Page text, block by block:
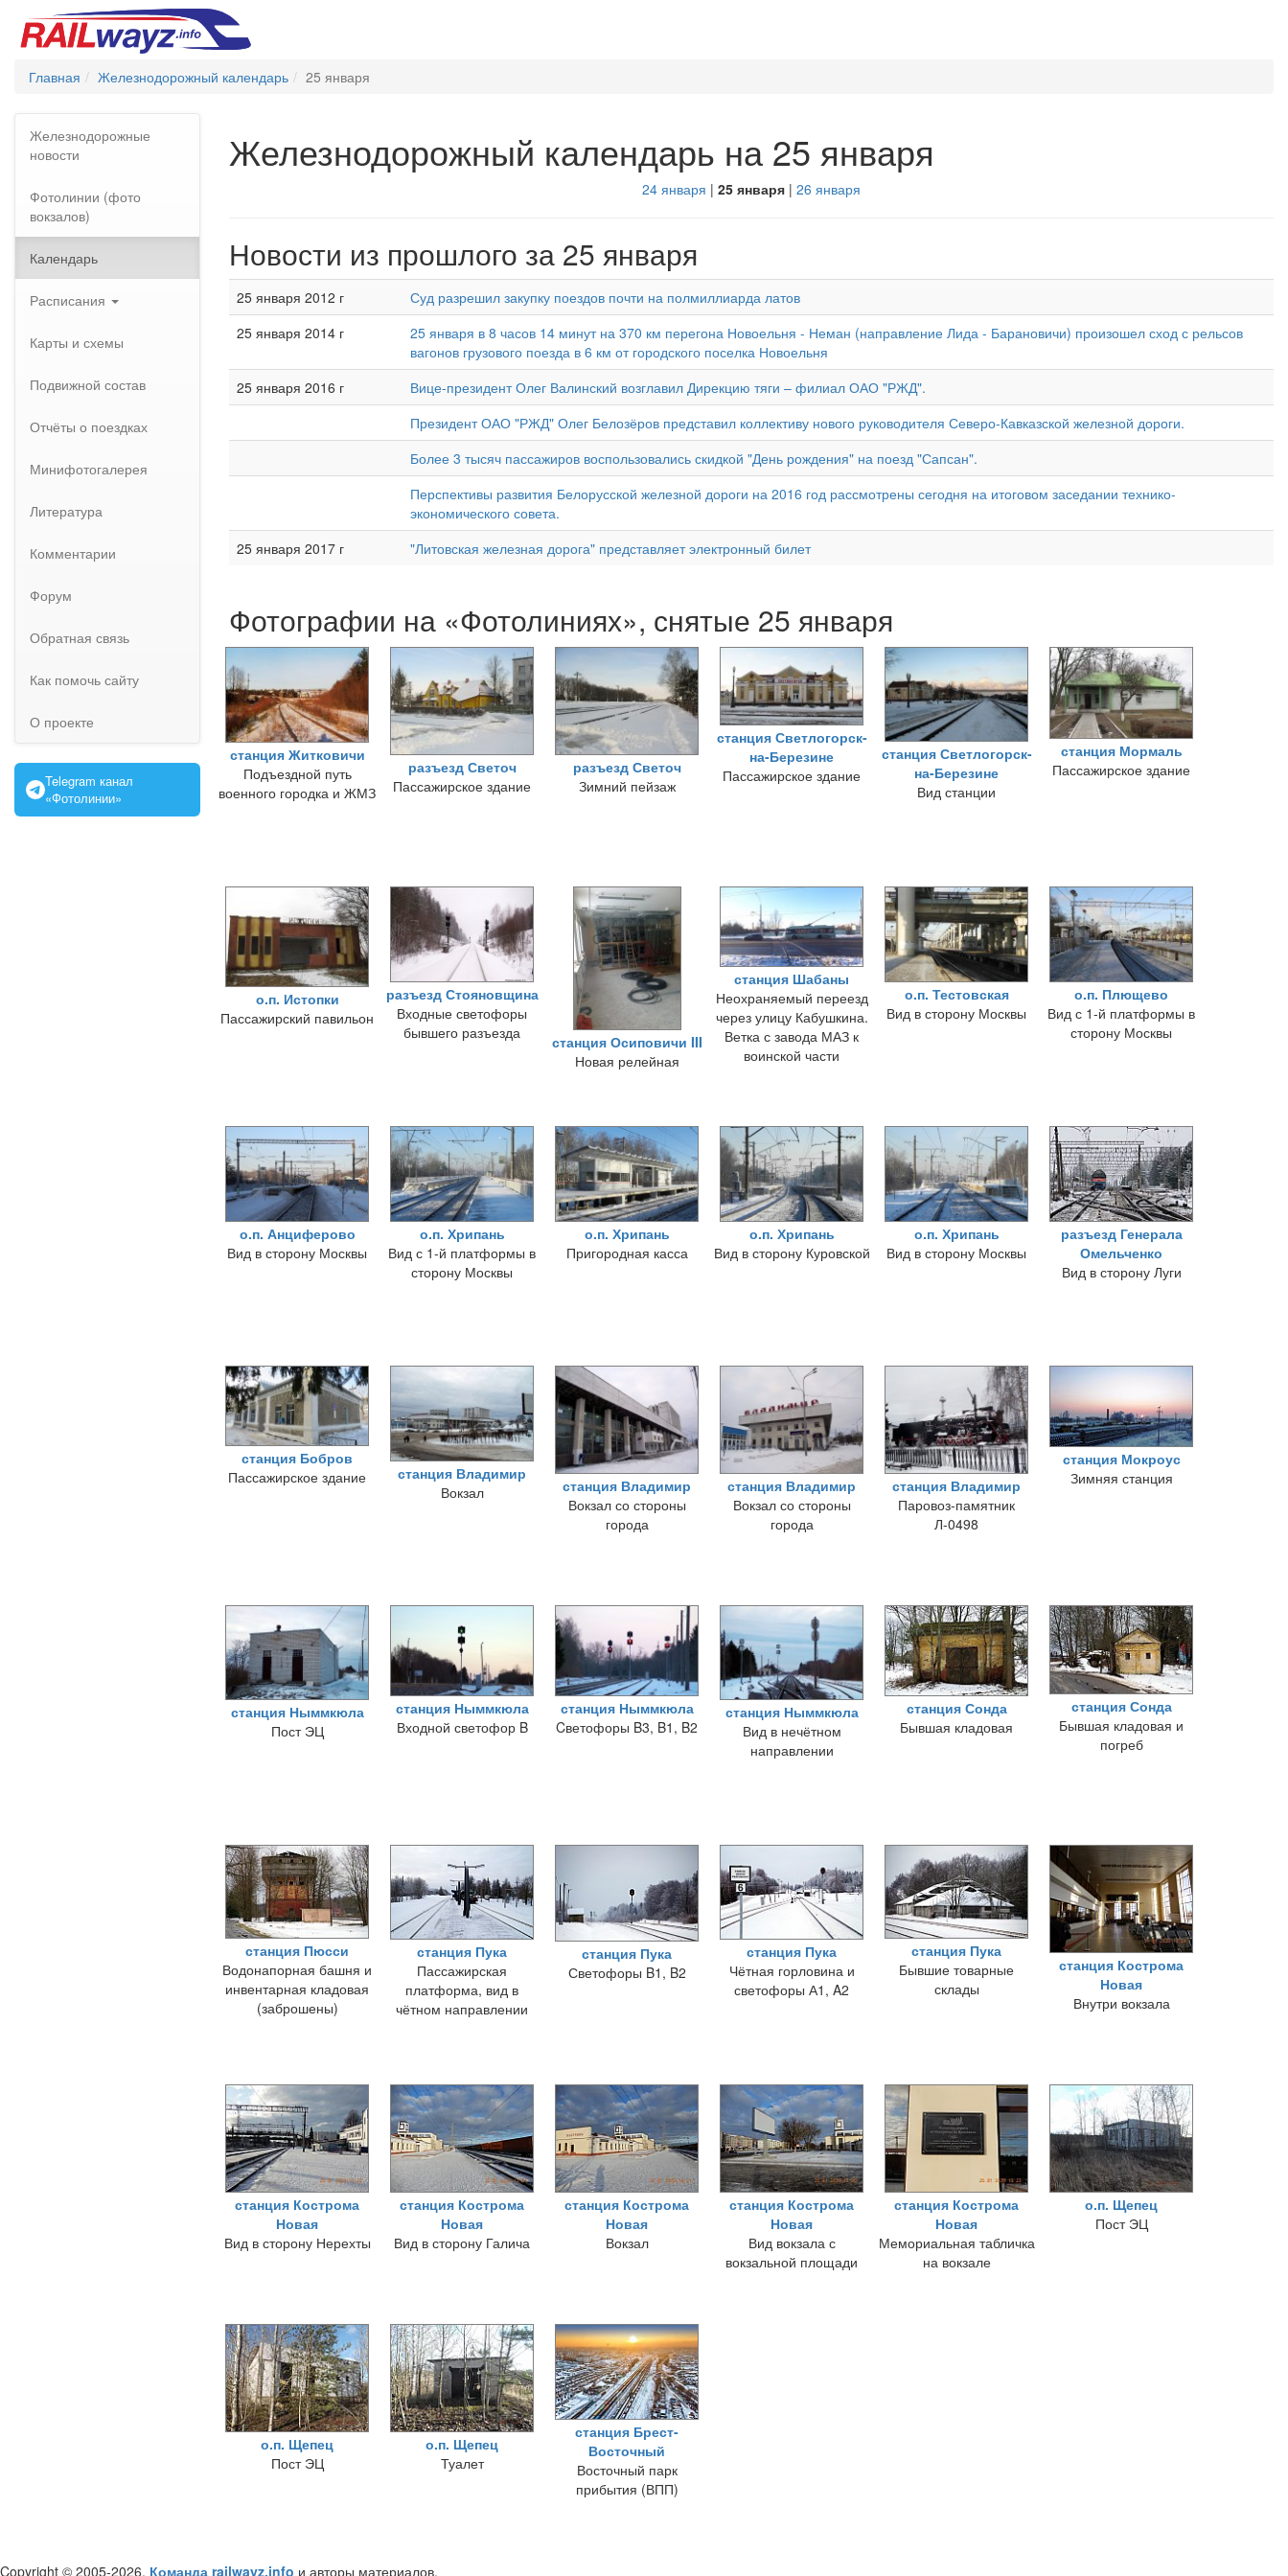
Главная Железнодорожный календарь 25 января
Железнодорожные
новости
Фотолинии (фото
вокзалов)
Календарь
Расписания
Карты и схемы
Подвижной состав
Отчёты о поездках
Минифотогалерея
Литература
Комментарии
Форум
Обратная связь
Как помочь сайту
О проекте
Telegram канал
«Фотолинии»
Железнодорожный календарь на 25 января
24 января | 25 января | 26 января
Новости из прошлого за 25 января
25 января 2012 г
Суд разрешил закупку поездов почти на полмиллиарда латов
25 января 2014 г
25 января в 8 часов 14 минут на 370 км перегона Новоельня - Неман (направление Лида - Барановичи) произошел сход с рельсов
вагонов грузового поезда в 6 км от городского поселка Новоельня
25 января 2016 г
Вице-президент Олег Валинский возглавил Дирекцию тяги – филиал ОАО "РЖД".
Президент ОАО "РЖД" Олег Белозёров представил коллективу нового руководителя Северо-Кавказской железной дороги.
Более 3 тысяч пассажиров воспользовались скидкой "День рождения" на поезд "Сапсан".
Перспективы развития Белорусской железной дороги на 2016 год рассмотрены сегодня на итоговом заседании технико-
экономического совета.
25 января 2017 г
"Литовская железная дорога" представляет электронный билет
Фотографии на «Фотолиниях», снятые 25 января
станция Житковичи
Подъездной путь
военного городка и ЖМЗ
разъезд Светоч
Пассажирское здание
разъезд Светоч
Зимний пейзаж
станция Светлогорск-
на-Березине
Пассажирское здание
станция Светлогорск-
на-Березине
Вид станции
станция Мормаль
Пассажирское здание
о.п. Истопки
Пассажирский павильон
разъезд Стояновщина
Входные светофоры
бывшего разъезда
станция Осиповичи III
Новая релейная
станция Шабаны
Неохраняемый переезд
через улицу Кабушкина.
Ветка с завода МАЗ к
воинской части
о.п. Тестовская
Вид в сторону Москвы
о.п. Плющево
Вид с 1-й платформы в
сторону Москвы
о.п. Анциферово
Вид в сторону Москвы
о.п. Хрипань
Вид с 1-й платформы в
сторону Москвы
о.п. Хрипань
Пригородная касса
о.п. Хрипань
Вид в сторону Куровской
о.п. Хрипань
Вид в сторону Москвы
разъезд Генерала
Омельченко
Вид в сторону Луги
станция Бобров
Пассажирское здание
станция Владимир
Вокзал
станция Владимир
Вокзал со стороны
города
станция Владимир
Вокзал со стороны
города
станция Владимир
Паровоз-памятник
Л-0498
станция Мокроус
Зимняя станция
станция Ныммкюла
Пост ЭЦ
станция Ныммкюла
Входной светофор B
станция Ныммкюла
Cветофоры B3, B1, B2
станция Ныммкюла
Вид в нечётном
направлении
станция Сонда
Бывшая кладовая
станция Сонда
Бывшая кладовая и
погреб
станция Пюсси
Водонапорная башня и
инвентарная кладовая
(заброшены)
станция Пука
Пассажирская
платформа, вид в
чётном направлении
станция Пука
Светофоры B1, B2
станция Пука
Чётная горловина и
светофоры А1, A2
станция Пука
Бывшие товарные
склады
станция Кострома
Новая
Внутри вокзала
станция Кострома
Новая
Вид в сторону Нерехты
станция Кострома
Новая
Вид в сторону Галича
станция Кострома
Новая
Вокзал
станция Кострома
Новая
Вид вокзала с
вокзальной площади
станция Кострома
Новая
Мемориальная табличка
на вокзале
о.п. Щепец
Пост ЭЦ
о.п. Щепец
Пост ЭЦ
о.п. Щепец
Туалет
станция Брест-
Восточный
Восточный парк
прибытия (ВПП)
Copyright © 2005-2026, Команда railwayz.info и авторы материалов.